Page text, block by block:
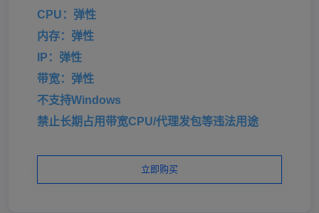
CPU：弹性
内存：弹性
IP：弹性
带宽：弹性
不支持Windows
禁止长期占用带宽CPU/代理发包等违法用途
立即购买